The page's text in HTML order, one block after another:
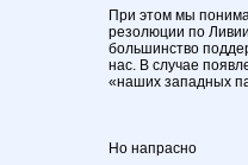
При этом мы
резолюции по
большинство
нас. В случае
«наших западных
Но напрасно